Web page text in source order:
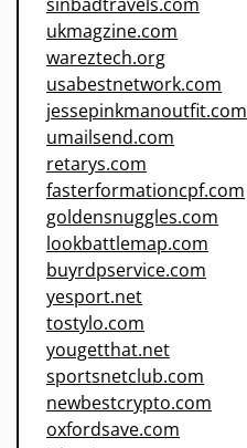
ukmagzine.com
wareztech.org
usabestnetwork.com
jessepinkmanoutfit.com
umailsend.com
retarys.com
fasterformationcpf.com
goldensnuggles.com
lookbattlemap.com
buyrdpservice.com
yesport.net
tostylo.com
yougetthat.net
sportsnetclub.com
newbestcrypto.com
oxfordsave.com